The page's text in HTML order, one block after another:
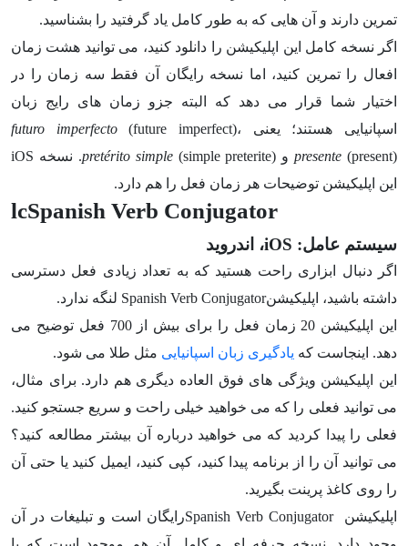
تمرین دارند و آن هایی که به طور کامل یاد گرفتید را بشناسید.
اگر نسخه کامل این اپلیکیشن را دانلود کنید، می توانید هشت زمان
افعال را تمرین کنید، اما نسخه رایگان آن فقط سه زمان را در
اختیار شما قرار می دهد که البته جزو زمان های رایج زبان
اسپانیایی هستند؛ یعنی
futuro imperfecto(future imperfect)،
presente (present) و pretérito simple
(simple preterite). نسخه iOS
این اپلیکیشن توضیحات هر زمان فعل را هم دارد.
lcSpanish Verb Conjugator
سیستم عامل: iOS، اندروید
اگر دنبال ابزاری راحت هستید که به تعداد زیادی فعل دسترسی
داشته باشید، اپلیکیشنSpanish Verb Conjugator لنگه ندارد.
این اپلیکیشن 20 زمان فعل را برای بیش از 700 فعل توضیح می
دهد. اینجاست که یادگیری زبان اسپانیایی مثل طلا می شود.
این اپلیکیشن ویژگی های فوق العاده دیگری هم دارد. برای مثال،
می توانید فعلی را که می خواهید خیلی راحت و سریع جستجو کنید.
فعلی را پیدا کردید که می خواهید درباره آن بیشتر مطالعه کنید؟
می توانید آن را از برنامه پیدا کنید، کپی کنید، ایمیل کنید یا حتی آن
را روی کاغذ پرینت بگیرید.
اپلیکیشن Spanish Verb Conjugatorرایگان است و تبلیغات در آن